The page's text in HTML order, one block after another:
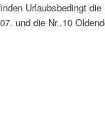
Urlaubsbedingt die
und die Nr..10